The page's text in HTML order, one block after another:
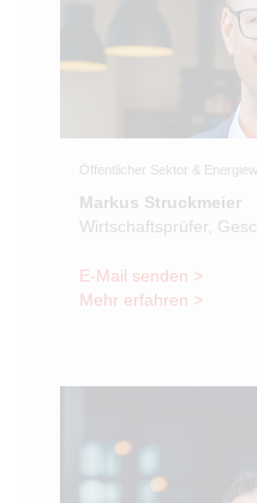
Öffentlicher Sektor &
Markus Struckmeier
Wirtschaftsprüfer,
E-Mail senden >
Mehr erfahren >